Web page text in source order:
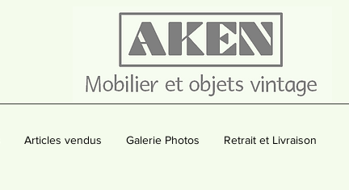
Articles vendus Galerie Photos Retrait et Livraison